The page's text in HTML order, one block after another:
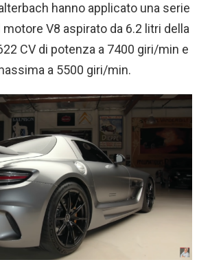
hanno applicato una serie
V8 aspirato da 6.2 litri della
CV di potenza a 7400 giri/min e
a 5500 giri/min.